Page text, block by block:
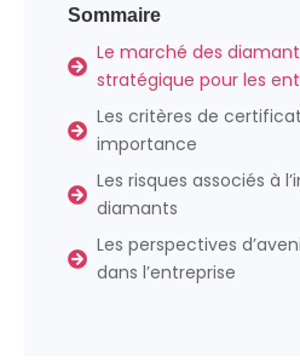
Sommaire
Le marché des
stratégique pour les
Les critères de
importance
Les risques associés à
diamants
Les perspectives
dans l’entreprise